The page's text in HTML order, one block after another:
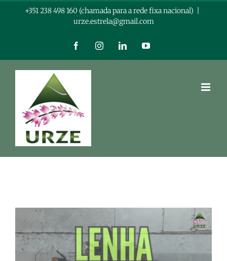
+351 238 498 160 (chamada para a rede fixa nacional)
urze.estrela@gmail.com
FacebookInstagramLinkedInYouTube
Larger
Image